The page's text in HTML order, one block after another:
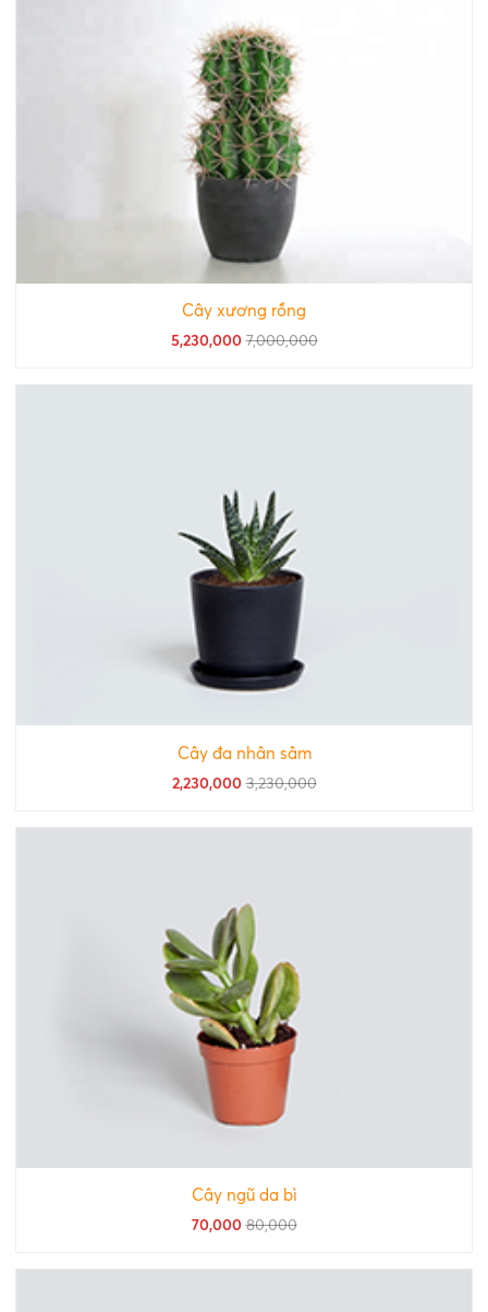
Cây xương rồng
5,230,000 7,000,000
Cây đa nhân sâm
2,230,000 3,230,000
Cây ngũ da bì
70,000 80,000